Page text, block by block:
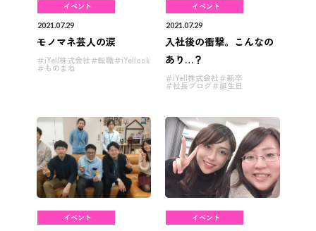
イベント
2021.07.29
モノマネ芸人の涙
iYell株式会社 転職 iYellook
ものまね
イベント
2021.07.29
入社後の衝撃。こんなの
あり…？
iYell株式会社 新卒
社長ブログ 誕生日
イベント イベント